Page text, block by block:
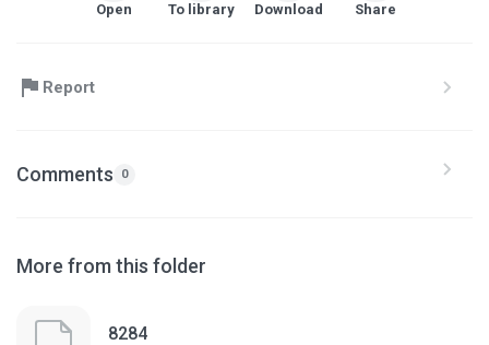
Open To library Download Share
Report
Comments 0
More from this folder
8284